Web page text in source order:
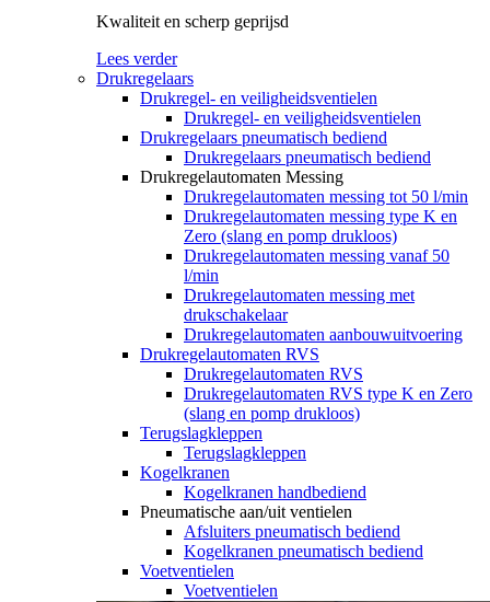
Kwaliteit en scherp geprijsd
Lees verder
Drukregelaars
Drukregel- en veiligheidsventielen
Drukregel- en veiligheidsventielen
Drukregelaars pneumatisch bediend
Drukregelaars pneumatisch bediend
Drukregelautomaten Messing
Drukregelautomaten messing tot 50 l/min
Drukregelautomaten messing type K en
Zero (slang en pomp drukloos)
Drukregelautomaten messing vanaf 50
l/min
Drukregelautomaten messing met
drukschakelaar
Drukregelautomaten aanbouwuitvoering
Drukregelautomaten RVS
Drukregelautomaten RVS
Drukregelautomaten RVS type K en Zero
(slang en pomp drukloos)
Terugslagkleppen
Terugslagkleppen
Kogelkranen
Kogelkranen handbediend
Pneumatische aan/uit ventielen
Afsluiters pneumatisch bediend
Kogelkranen pneumatisch bediend
Voetventielen
Voetventielen